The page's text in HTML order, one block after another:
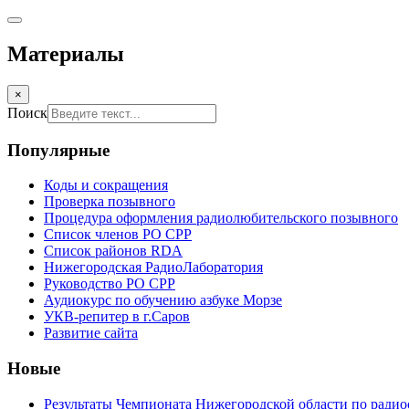
Материалы
×
Поиск
Популярные
Коды и сокращения
Проверка позывного
Процедура оформления радиолюбительского позывного
Список членов РО СРР
Список районов RDA
Нижегородская РадиоЛаборатория
Руководство РО СРР
Аудиокурс по обучению азбуке Морзе
УКВ-репитер в г.Саров
Развитие сайта
Новые
Результаты Чемпионата Нижегородской области по